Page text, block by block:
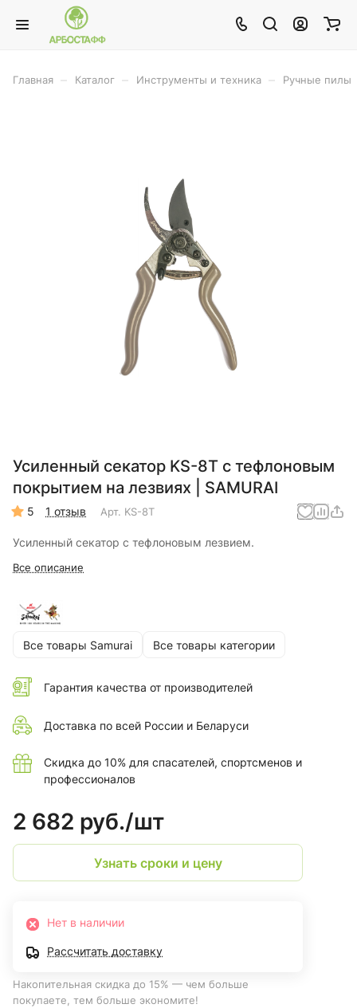
Главная Каталог Инструменты и техника Ручные пилы
Усиленный секатор KS-8T с тефлоновым
покрытием на лезвиях | SAMURAI
5 1 отзыв Арт. KS-8T
Усиленный секатор с тефлоновым лезвием.
Все описание
Все товары Samurai Все товары категории
Гарантия качества от производителей
Доставка по всей России и Беларуси
Скидка до 10% для спасателей, спортсменов и
профессионалов
2 682 руб./шт
Узнать сроки и цену
Нет в наличии
Рассчитать доставку
Накопительная скидка до 15% — чем больше
покупаете, тем больше экономите!